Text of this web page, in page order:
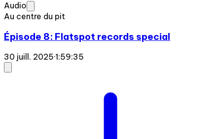
Audio
Au centre du pit
Épisode 8: Flatspot records special
30 juill. 2025·1:59:35